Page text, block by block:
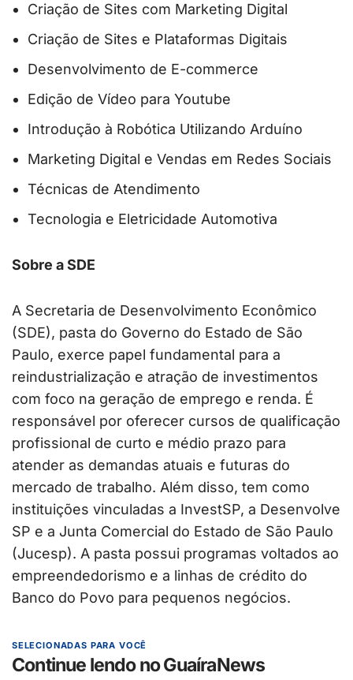
Criação de Sites com Marketing Digital
Criação de Sites e Plataformas Digitais
Desenvolvimento de E-commerce
Edição de Vídeo para Youtube
Introdução à Robótica Utilizando Arduíno
Marketing Digital e Vendas em Redes Sociais
Técnicas de Atendimento
Tecnologia e Eletricidade Automotiva
Sobre a SDE
A Secretaria de Desenvolvimento Econômico
(SDE), pasta do Governo do Estado de São
Paulo, exerce papel fundamental para a
reindustrialização e atração de investimentos
com foco na geração de emprego e renda. É
responsável por oferecer cursos de qualificação
profissional de curto e médio prazo para
atender as demandas atuais e futuras do
mercado de trabalho. Além disso, tem como
instituições vinculadas a InvestSP, a Desenvolve
SP e a Junta Comercial do Estado de São Paulo
(Jucesp). A pasta possui programas voltados ao
empreendedorismo e a linhas de crédito do
Banco do Povo para pequenos negócios.
SELECIONADAS PARA VOCÊ
Continue lendo no GuaíraNews